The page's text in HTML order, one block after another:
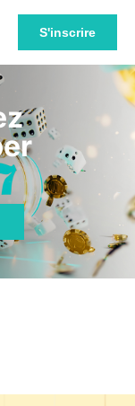
S'inscrire